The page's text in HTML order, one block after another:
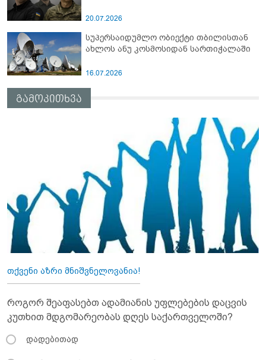
20.07.2026
სუპერსაიდუმლო ობიექტი თბილისთან
ახლოს ანუ კოსმოსიდან სართიჭალაში
16.07.2026
გამოკითხვა
თქვენი აზრი მნიშვნელოვანია!
როგორ შეაფასებთ ადამიანის უფლებების დაცვის
კუთხით მდგომარეობას დღეს საქართველოში?
დადებითად